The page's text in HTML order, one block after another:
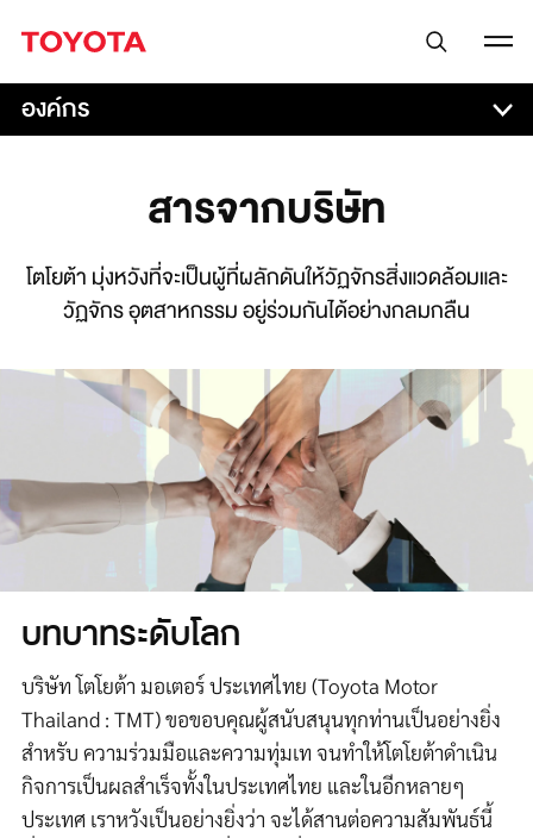
องค์กร
สารจากบริษัท
โตโยต้า มุ่งหวังที่จะเป็นผู้ที่ผลักดันให้วัฏจักรสิ่งแวดล้อมและ
วัฏจักรอุตสาหกรรม อยู่ร่วมกันได้อย่างกลมกลืน
บทบาทระดับโลก
บริษัท โตโยต้า มอเตอร์ ประเทศไทย (Toyota Motor
Thailand : TMT) ขอขอบคุณผู้สนับสนุนทุกท่านเป็นอย่างยิ่ง
สำหรับ ความร่วมมือและความทุ่มเท จนทำให้โตโยต้าดำเนิน
กิจการเป็นผลสำเร็จทั้งในประเทศไทย และในอีกหลายๆ
ประเทศ เราหวังเป็นอย่างยิ่งว่า จะได้สานต่อความสัมพันธ์นี้